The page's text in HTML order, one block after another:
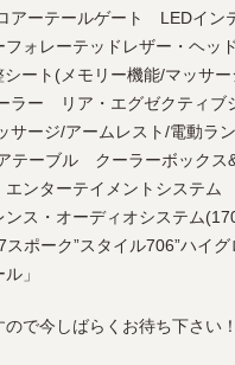
アーテールゲート LEDイン
ォレーテッドレザー・ヘッ
ート(メモリー機能/マッサ
ラー リア・エグゼクティブ
サージ/アームレスト/電動ラ
テーブル クーラーボックス
ンターテイメントシステム
ンス・オーディオシステム
ポーク”スタイル706”ハイグ
」
で今しばらくお待ち下さい！